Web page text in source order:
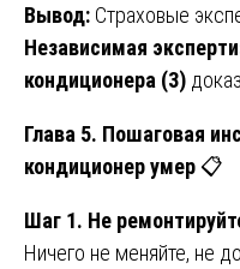
Вывод: Страховые
Независимая
кондиционера (3)
Глава 5. Пошаговая
кондиционер умер 📋
Шаг 1. Не
Ничего не меняйте, не